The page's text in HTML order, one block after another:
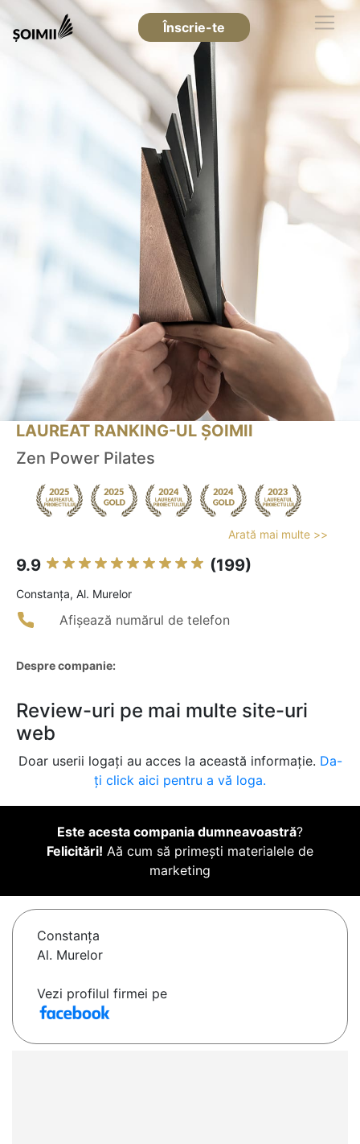
Înscrie-te
LAUREAT RANKING-UL ȘOIMII
Zen Power Pilates
Arată mai multe >>
9.9 (199)
Constanţa, Al. Murelor
Afișează numărul de telefon
Despre companie:
Review-uri pe mai multe site-uri
web
Doar userii logați au acces la această informație. Da-
ți click aici pentru a vă loga.
Este acesta compania dumneavoastră?
Felicitări! Aă cum să primești materialele de
marketing
Constanţa
Al. Murelor
Vezi profilul firmei pe